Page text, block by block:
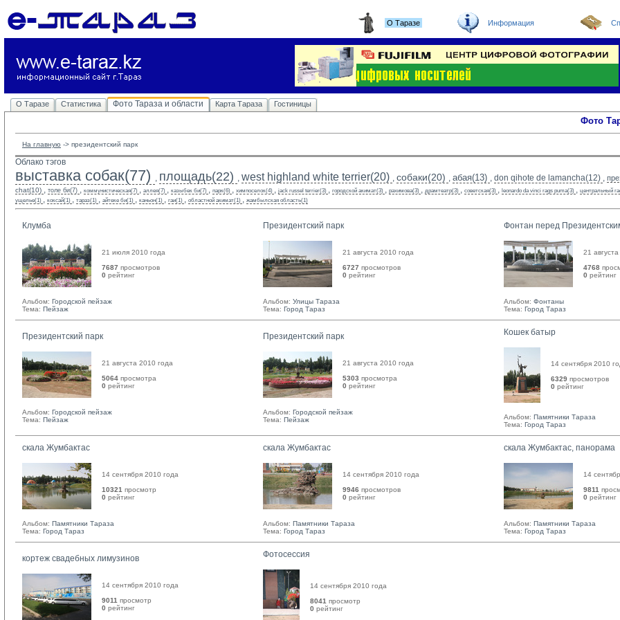
О Таразе Информация
О Таразе Статистика Фото Тараза и области Карта Тараза Гостиницы
Фото
На главную -> президентский парк
Облако тэгов
выставка собак(77) , площадь(22) , west highland white terrier(20) , собаки(20) , абая(13) , don qihote de lamancha(12) ,
chat(10) , толе би(7) , коммунистическая(7) , аллея(7) , казыбек би(7) , парк(6) , химпоселок(4) , jack russel terrier(3) , городской акимат(3) , рахимова(3) , драмтеатр(3) , советская(3) , leonardo da vinci rags puma(3) , центральный
ущелье(1) , коксай(1) , тараз(1) , айтеке би(1) , каньон(1) , гаи(1) , областной акимат(1) , жамбылская область(1)
Клумба
21 июля 2010 года
7687 просмотров
0 рейтинг
Альбом: Городской пейзаж
Тема: Пейзаж
Президентский парк
21 августа 2010 года
6727 просмотров
0 рейтинг
Альбом: Улицы Тараза
Тема: Город Тараз
Фонтан перед
21
4768
0 рейтинг
Альбом: Фонтаны
Тема: Город Тараз
Президентский парк
21 августа 2010 года
5064 просмотра
0 рейтинг
Альбом: Городской пейзаж
Тема: Пейзаж
Президентский парк
21 августа 2010 года
5303 просмотра
0 рейтинг
Альбом: Городской пейзаж
Тема: Пейзаж
Кошек батыр
14 сентября 2010
6329 просмотров
0 рейтинг
Альбом: Памятники Тараза
Тема: Город Тараз
скала Жумбактас
14 сентября 2010 года
10321 просмотр
0 рейтинг
Альбом: Памятники Тараза
Тема: Город Тараз
скала Жумбактас
14 сентября 2010 года
9946 просмотров
0 рейтинг
Альбом: Памятники Тараза
Тема: Город Тараз
скала Жумбактас, панорама
14
9811
0 рейтинг
Альбом: Памятники Тараза
Тема: Город Тараз
кортеж свадебных лимузинов
14 сентября 2010 года
9011 просмотр
0 рейтинг
Фотосессия
14 сентября 2010 года
8041 просмотр
0 рейтинг